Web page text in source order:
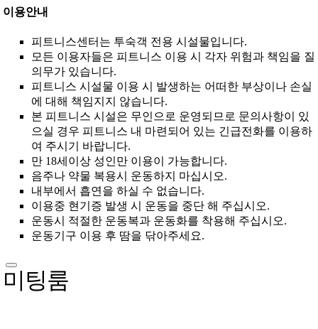
이용안내
피트니스센터는 투숙객 전용 시설물입니다.
모든 이용자들은 피트니스 이용 시 각자 위험과 책임을 질
의무가 있습니다.
피트니스 시설물 이용 시 발생하는 어떠한 부상이나 손실
에 대해 책임지지 않습니다.
본 피트니스 시설은 무인으로 운영되므로 문의사항이 있
으실 경우 피트니스 내 마련되어 있는 긴급전화를 이용하
여 주시기 바랍니다.
만 18세이상 성인만 이용이 가능합니다.
음주나 약물 복용시 운동하지 마십시오.
내부에서 흡연을 하실 수 없습니다.
이용중 현기증 발생 시 운동을 중단 해 주십시오.
운동시 적절한 운동복과 운동화를 착용해 주십시오.
운동기구 이용 후 땀을 닦아주세요.
미팅룸